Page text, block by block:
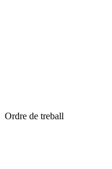
Ordre de treball